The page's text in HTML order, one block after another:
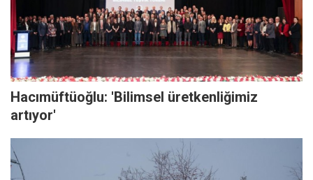
Hacımüftüoğlu: 'Bilimsel üretkenliğimiz
artıyor'